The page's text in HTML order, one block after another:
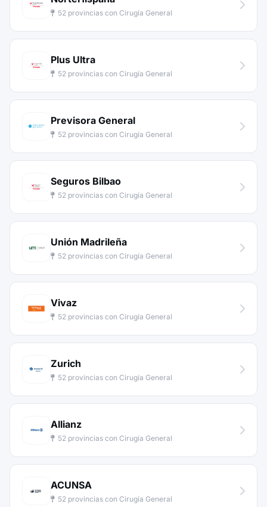
52 provincias con Cirugía General
Plus Ultra
52 provincias con Cirugía General
Previsora General
52 provincias con Cirugía General
Seguros Bilbao
52 provincias con Cirugía General
Unión Madrileña
52 provincias con Cirugía General
Vivaz
52 provincias con Cirugía General
Zurich
52 provincias con Cirugía General
Allianz
52 provincias con Cirugía General
ACUNSA
52 provincias con Cirugía General